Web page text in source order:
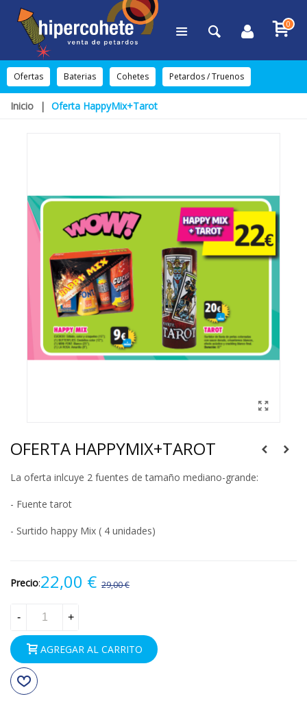
0
Ofertas Baterias Cohetes Petardos / Truenos
Inicio | Oferta HappyMix+Tarot
OFERTA HAPPYMIX+TAROT
La oferta inlcuye 2 fuentes de tamaño mediano-grande:
- Fuente tarot
- Surtido happy Mix ( 4 unidades)
Precio:22,00 € 29,00 €
- +
AGREGAR AL CARRITO